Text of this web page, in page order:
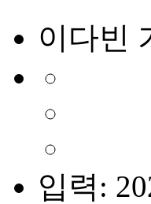
이다빈
입력: